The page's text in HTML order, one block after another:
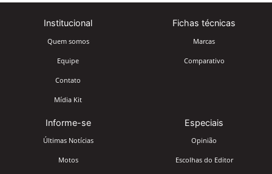
Institucional
Quem somos
Equipe
Contato
Mídia Kit
Fichas técnicas
Marcas
Comparativo
Informe-se
Últimas Notícias
Motos
Especiais
Opinião
Escolhas do Editor